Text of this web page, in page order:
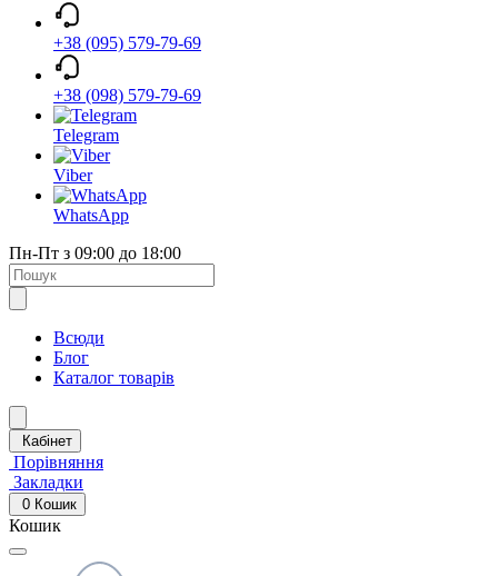
+38 (095) 579-79-69
+38 (098) 579-79-69
Telegram
Viber
WhatsApp
Пн-Пт з 09:00 до 18:00
Всюди
Блог
Каталог товарів
Кабінет
Порівняння
Закладки
0 Кошик
Кошик